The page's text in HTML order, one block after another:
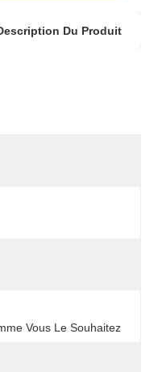
Du Produit
Vous Le Souhaitez